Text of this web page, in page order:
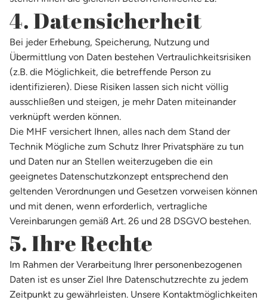
4. Datensicherheit
Bei jeder Erhebung, Speicherung, Nutzung und
Übermittlung von Daten bestehen Vertraulichkeitsrisiken
(z.B. die Möglichkeit, die betreffende Person zu
identifizieren). Diese Risiken lassen sich nicht völlig
ausschließen und steigen, je mehr Daten miteinander
verknüpft werden können.
Die MHF versichert Ihnen, alles nach dem Stand der
Technik Mögliche zum Schutz Ihrer Privatsphäre zu tun
und Daten nur an Stellen weiterzugeben die ein
geeignetes Datenschutzkonzept entsprechend den
geltenden Verordnungen und Gesetzen vorweisen können
und mit denen, wenn erforderlich, vertragliche
Vereinbarungen gemäß Art. 26 und 28 DSGVO bestehen.
5. Ihre Rechte
Im Rahmen der Verarbeitung Ihrer personenbezogenen
Daten ist es unser Ziel Ihre Datenschutzrechte zu jedem
Zeitpunkt zu gewährleisten. Unsere Kontaktmöglichkeiten